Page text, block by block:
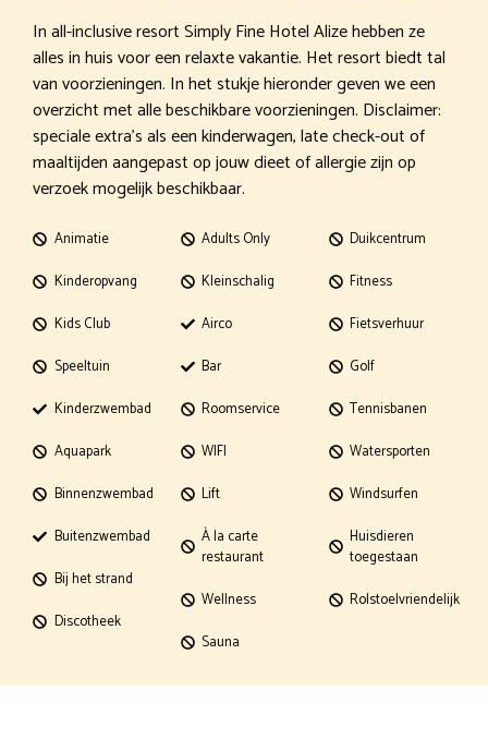
In all-inclusive resort Simply Fine Hotel Alize hebben ze
alles in huis voor een relaxte vakantie. Het resort biedt tal
van voorzieningen. In het stukje hieronder geven we een
overzicht met alle beschikbare voorzieningen. Disclaimer:
speciale extra’s als een kinderwagen, late check-out of
maaltijden aangepast op jouw dieet of allergie zijn op
verzoek mogelijk beschikbaar.
Animatie
Kinderopvang
Kids Club
Speeltuin
Kinderzwembad
Aquapark
Binnenzwembad
Buitenzwembad
Bij het strand
Discotheek
Adults Only
Kleinschalig
Airco
Bar
Roomservice
WIFI
Lift
À la carte
restaurant
Wellness
Sauna
Duikcentrum
Fitness
Fietsverhuur
Golf
Tennisbanen
Watersporten
Windsurfen
Huisdieren
toegestaan
Rolstoelvriendelijk